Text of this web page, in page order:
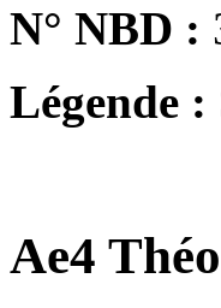
N° NBD :
Légende :
Ae4